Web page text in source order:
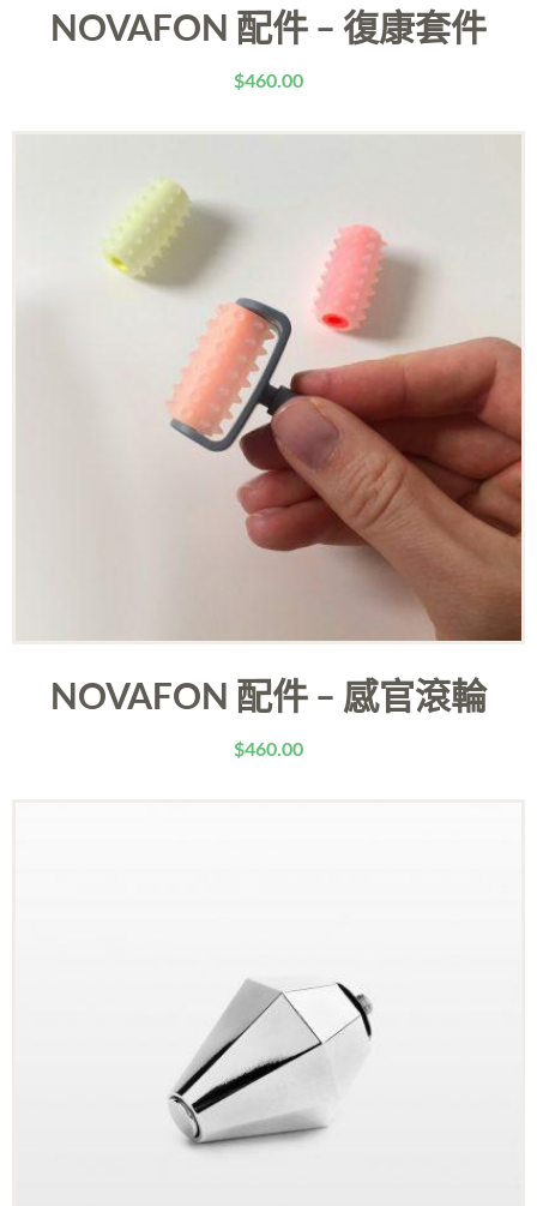
NOVAFON 配件 – 復康套件
$460.00
NOVAFON 配件 – 感官滾輪
$460.00